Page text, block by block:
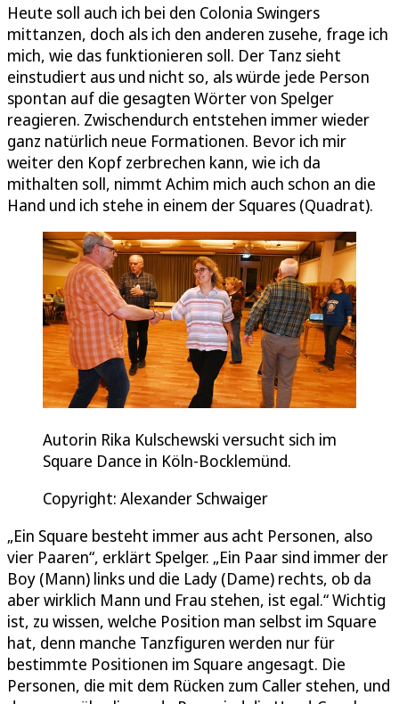
Heute soll auch ich bei den Colonia Swingers
mittanzen, doch als ich den anderen zusehe, frage ich
mich, wie das funktionieren soll. Der Tanz sieht
einstudiert aus und nicht so, als würde jede Person
spontan auf die gesagten Wörter von Spelger
reagieren. Zwischendurch entstehen immer wieder
ganz natürlich neue Formationen. Bevor ich mir
weiter den Kopf zerbrechen kann, wie ich da
mithalten soll, nimmt Achim mich auch schon an die
Hand und ich stehe in einem der Squares (Quadrat).
Autorin Rika Kulschewski versucht sich im
Square Dance in Köln-Bocklemünd.
Copyright: Alexander Schwaiger
„Ein Square besteht immer aus acht Personen, also
vier Paaren“, erklärt Spelger. „Ein Paar sind immer der
Boy (Mann) links und die Lady (Dame) rechts, ob da
aber wirklich Mann und Frau stehen, ist egal.“ Wichtig
ist, zu wissen, welche Position man selbst im Square
hat, denn manche Tanzfiguren werden nur für
bestimmte Positionen im Square angesagt. Die
Personen, die mit dem Rücken zum Caller stehen, und